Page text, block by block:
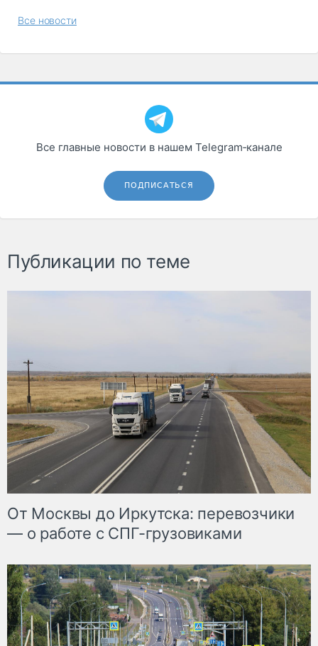
Все новости
Все главные новости в нашем Telegram‑канале
ПОДПИСАТЬСЯ
Публикации по теме
От Москвы до Иркутска: перевозчики
— о работе с СПГ-грузовиками